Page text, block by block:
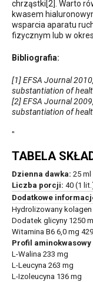
chrząstki[2]. Warto
kwasem
wsparcia aparatu
fizycznym lub w
Bibliografia:
[1] EFSA Journal
substantiation of
[2] EFSA Journal
substantiation of
"
TABELA
Dzienna dawka: 25 ml
Liczba porcji: 40 (1
Dodatkowe
Hydrolizowany
Dodatek glicyny 1250
Witamina B6 6,0 mg
Profil
L-Walina 233 mg
L-Leucyna 263 mg
L-Izoleucyna 136 mg